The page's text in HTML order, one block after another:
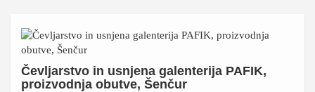
Čevljarstvo in usnjena galenterija PAFIK,
proizvodnja obutve, Šenčur